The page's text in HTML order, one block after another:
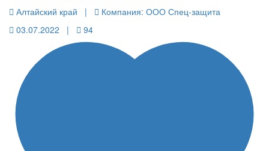
Алтайский край |
Компания: ООО Спец-защита
03.07.2022 |
94